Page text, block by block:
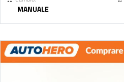
MANUALE